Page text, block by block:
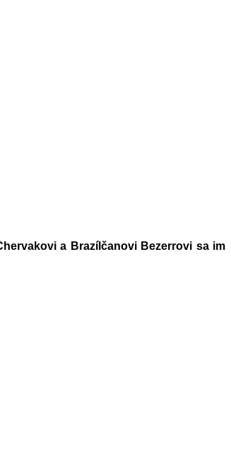
a Brazílčanovi Bezerrovi sa im